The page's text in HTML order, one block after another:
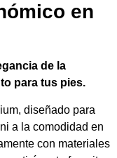
en
de la
para tus pies.
diseñado para
a la comodidad en
con materiales